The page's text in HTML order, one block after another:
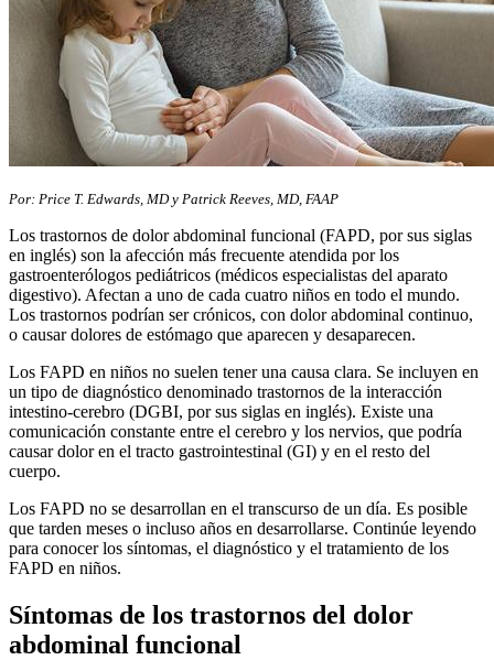
Por: Price T. Edwards, MD y Patrick Reeves, MD, FAAP
Los trastornos de dolor abdominal funcional (FAPD, por sus siglas
en inglés) son la afección más frecuente atendida por los
gastroenterólogos pediátricos (médicos especialistas del aparato
digestivo). Afectan a uno de cada cuatro niños en todo el mundo.
Los trastornos podrían ser crónicos, con dolor abdominal continuo,
o causar dolores de estómago que aparecen y desaparecen.
Los FAPD en niños no suelen tener una causa clara. Se incluyen en
un tipo de diagnóstico denominado trastornos de la interacción
intestino-cerebro (DGBI, por sus siglas en inglés). Existe una
comunicación constante entre el cerebro y los nervios, que podría
causar dolor en el tracto gastrointestinal (GI) y en el resto del
cuerpo.
Los FAPD no se desarrollan en el transcurso de un día. Es posible
que tarden meses o incluso años en desarrollarse. Continúe leyendo
para conocer los síntomas, el diagnóstico y el tratamiento de los
FAPD en niños.
Síntomas de los trastornos del dolor
abdominal funcional